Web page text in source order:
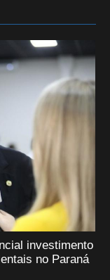
investimento
no Paraná